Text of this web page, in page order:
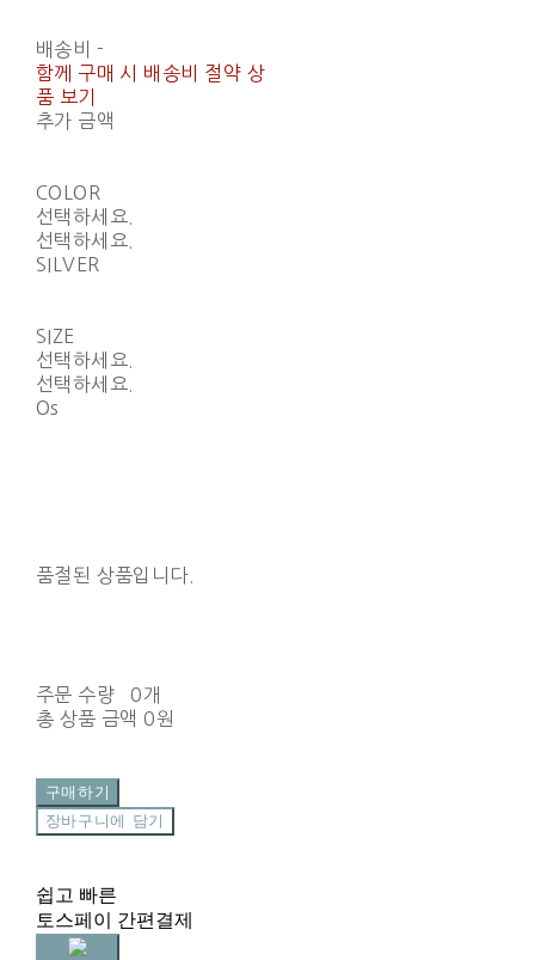
배송비 -
함께 구매 시 배송비 절약 상
품 보기
추가 금액
COLOR
선택하세요.
선택하세요.
SILVER
SIZE
선택하세요.
선택하세요.
Os
품절된 상품입니다.
주문 수량
0개
총 상품 금액 0원
구매하기
장바구니에 담기
쉽고 빠른
토스페이 간편결제